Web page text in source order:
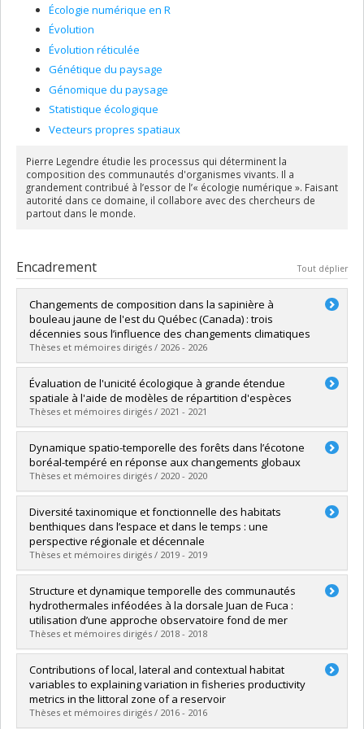
Écologie numérique en R
Évolution
Évolution réticulée
Génétique du paysage
Génomique du paysage
Statistique écologique
Vecteurs propres spatiaux
Pierre Legendre étudie les processus qui déterminent la
composition des communautés d'organismes vivants. Il a
grandement contribué à l’essor de l’« écologie numérique ». Faisant
autorité dans ce domaine, il collabore avec des chercheurs de
partout dans le monde.
Encadrement Tout déplier
Changements de composition dans la sapinière à
bouleau jaune de l'est du Québec (Canada) : trois
décennies sous l’influence des changements climatiques
Thèses et mémoires dirigés / 2026 - 2026
Diplômé(e) :Bouthillette, Marianne
Cycle :Maîtrise
Diplôme obtenu :M. Sc.
Lien vers le document dans Papyrus
Évaluation de l'unicité écologique à grande étendue
spatiale à l'aide de modèles de répartition d'espèces
Thèses et mémoires dirigés / 2021 - 2021
Diplômé(e) :Dansereau, Gabriel
Cycle :Maîtrise
Diplôme obtenu :M. Sc.
Lien vers le document dans Papyrus
Dynamique spatio-temporelle des forêts dans l’écotone
boréal-tempéré en réponse aux changements globaux
Thèses et mémoires dirigés / 2020 - 2020
Diplômé(e) :Brice, Marie-Hélène
Cycle :Doctorat
Diplôme obtenu :Ph. D.
Lien vers le document dans Papyrus
Diversité taxinomique et fonctionnelle des habitats
benthiques dans l’espace et dans le temps : une
perspective régionale et décennale
Thèses et mémoires dirigés / 2019 - 2019
Diplômé(e) :Boyé, Aurélien
Cycle :Doctorat
Diplôme obtenu :Ph. D.
Lien vers le document dans Papyrus
Structure et dynamique temporelle des communautés
hydrothermales inféodées à la dorsale Juan de Fuca :
utilisation d’une approche observatoire fond de mer
Thèses et mémoires dirigés / 2018 - 2018
Diplômé(e) :Lelièvre, Yann
Cycle :Doctorat
Diplôme obtenu :Ph. D.
Lien vers le document dans Papyrus
Contributions of local, lateral and contextual habitat
variables to explaining variation in fisheries productivity
metrics in the littoral zone of a reservoir
Thèses et mémoires dirigés / 2016 - 2016